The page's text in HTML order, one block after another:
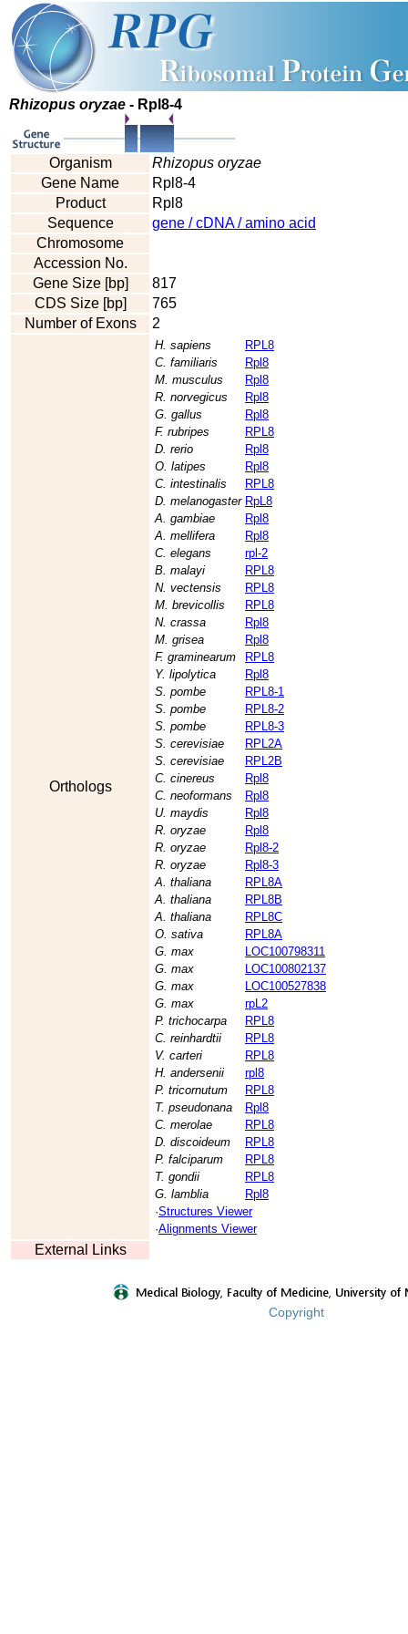
Rhizopus oryzae - Rpl8-4
Organism
Rhizopus oryzae
Gene Name
Rpl8-4
Product
Rpl8
Sequence
gene / cDNA / amino acid
Chromosome
Accession No.
Gene Size [bp]
817
CDS Size [bp]
765
Number of Exons
2
Orthologs
H. sapiens
RPL8
C. familiaris
Rpl8
M. musculus
Rpl8
R. norvegicus
Rpl8
G. gallus
Rpl8
F. rubripes
RPL8
D. rerio
Rpl8
O. latipes
Rpl8
C. intestinalis
RPL8
D. melanogaster RpL8
A. gambiae
Rpl8
A. mellifera
Rpl8
C. elegans
rpl-2
B. malayi
RPL8
N. vectensis
RPL8
M. brevicollis
RPL8
N. crassa
Rpl8
M. grisea
Rpl8
F. graminearum
RPL8
Y. lipolytica
Rpl8
S. pombe
RPL8-1
S. pombe
RPL8-2
S. pombe
RPL8-3
S. cerevisiae
RPL2A
S. cerevisiae
RPL2B
C. cinereus
Rpl8
C. neoformans
Rpl8
U. maydis
Rpl8
R. oryzae
Rpl8
R. oryzae
Rpl8-2
R. oryzae
Rpl8-3
A. thaliana
RPL8A
A. thaliana
RPL8B
A. thaliana
RPL8C
O. sativa
RPL8A
G. max
LOC100798311
G. max
LOC100802137
G. max
LOC100527838
G. max
rpL2
P. trichocarpa
RPL8
C. reinhardtii
RPL8
V. carteri
RPL8
H. andersenii
rpl8
P. tricornutum
RPL8
T. pseudonana
Rpl8
C. merolae
RPL8
D. discoideum
RPL8
P. falciparum
RPL8
T. gondii
RPL8
G. lamblia
Rpl8
·Structures Viewer
·Alignments Viewer
External Links
Copyright